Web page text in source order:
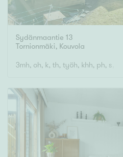
Arvokohteet
Vain arvokohteet
Kunto
Tyydyttävä
Ominaisuudet
Sydänmaantie 13
Tornionmäki, Kouvola
3mh, oh, k, th, työh, khh, ph, s,